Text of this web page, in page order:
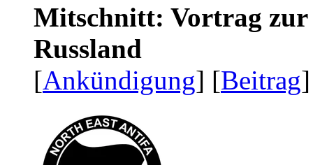
Mitschnitt: Vortrag zur
Russland
[Ankündigung] [Beitrag